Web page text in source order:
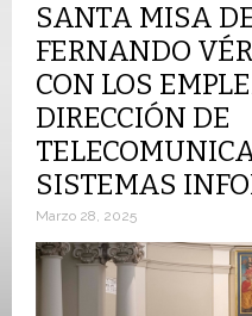
SANTA MISA
FERNANDO
CON LOS
DIRECCIÓN DE
SISTEMAS
Marzo 28, 2025